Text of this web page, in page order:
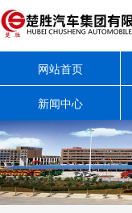
网站首页
新闻中心